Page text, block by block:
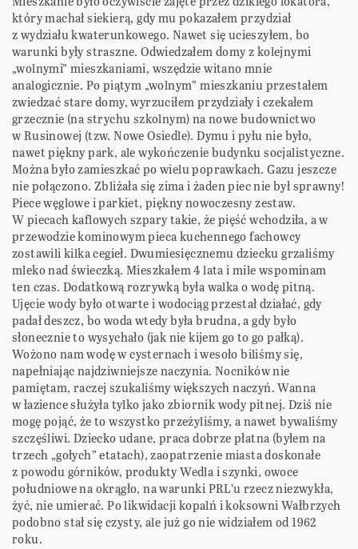
który machał siekierą, gdy mu pokazałem przydział
z wydziału kwaterunkowego. Nawet się ucieszyłem, bo
warunki były straszne. Odwiedzałem domy z kolejnymi
„wolnymi” mieszkaniami, wszędzie witano mnie
analogicznie. Po piątym „wolnym” mieszkaniu przestałem
zwiedzać stare domy, wyrzuciłem przydziały i czekałem
grzecznie (na strychu szkolnym) na nowe budownictwo
w Rusinowej (tzw. Nowe Osiedle). Dymu i pyłu nie było,
nawet piękny park, ale wykończenie budynku socjalistyczne.
Można było zamieszkać po wielu poprawkach. Gazu jeszcze
nie połączono. Zbliżała się zima i żaden piec nie był sprawny!
Piece węglowe i parkiet, piękny nowoczesny zestaw.
W piecach kaflowych szpary takie, że pięść wchodziła, a w
przewodzie kominowym pieca kuchennego fachowcy
zostawili kilka cegieł. Dwumiesięcznemu dziecku grzaliśmy
mleko nad świeczką. Mieszkałem 4 lata i mile wspominam
ten czas. Dodatkową rozrywką była walka o wodę pitną.
Ujęcie wody było otwarte i wodociąg przestał działać, gdy
padał deszcz, bo woda wtedy była brudna, a gdy było
słonecznie to wysychało (jak nie kijem go to go pałką).
Wożono nam wodę w cysternach i wesoło biliśmy się,
napełniając najdziwniejsze naczynia. Nocników nie
pamiętam, raczej szukaliśmy większych naczyń. Wanna
w łazience służyła tylko jako zbiornik wody pitnej. Dziś nie
mogę pojąć, że to wszystko przeżyliśmy, a nawet bywaliśmy
szczęśliwi. Dziecko udane, praca dobrze płatna (byłem na
trzech „gołych” etatach), zaopatrzenie miasta doskonałe
z powodu górników, produkty Wedla i szynki, owoce
południowe na okrągło, na warunki PRL’u rzecz niezwykła,
żyć, nie umierać. Po likwidacji kopalń i koksowni Wałbrzych
podobno stał się czysty, ale już go nie widziałem od 1962
roku.